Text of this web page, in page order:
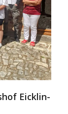
Eick­lin­